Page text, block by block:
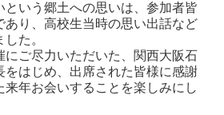
という郷土への思いは、参加者皆
あり、高校生当時の思い出話など
た。
にご尽力いただいた、関西大阪石
をはじめ、出席された皆様に感謝
来年お会いすることを楽しみにし